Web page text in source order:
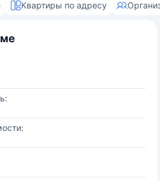
Квартиры по адресу